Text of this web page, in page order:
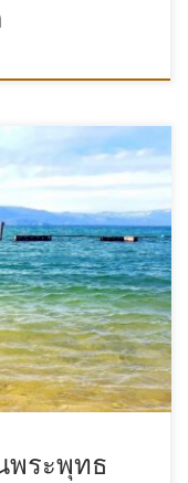
พระพุทธ